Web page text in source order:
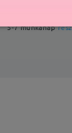
5-7 munkanap